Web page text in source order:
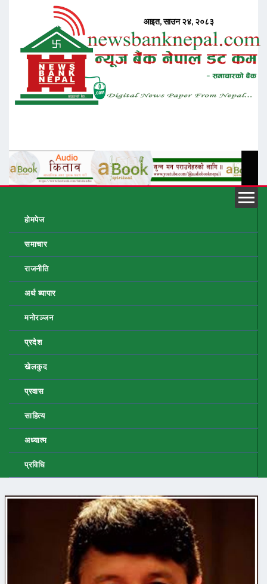
होमपेज
समाचार
राजनीति
अर्थ ब्यापार
मनोरञ्जन
प्रदेश
खेलकुद
प्रवास
साहित्य
अध्यात्म
प्रविधि